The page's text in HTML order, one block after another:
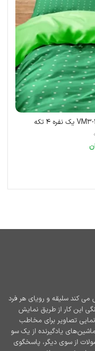
کند سلیقه و رویای هر فرد
این کار از طریق نمایش
تصاویر برای مخاطب
یادگیرنده از یک سو
از سوی دیگر، پاسخگوی